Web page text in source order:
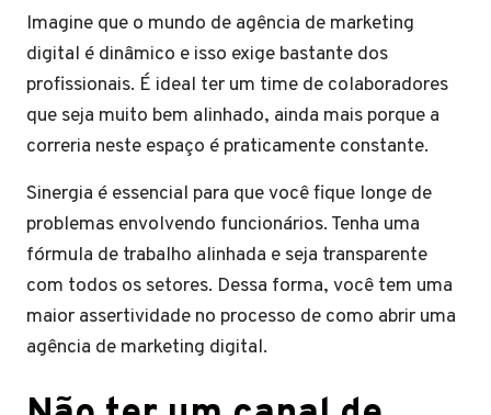
Imagine que o mundo de agência de marketing
digital é dinâmico e isso exige bastante dos
profissionais. É ideal ter um time de colaboradores
que seja muito bem alinhado, ainda mais porque a
correria neste espaço é praticamente constante.
Sinergia é essencial para que você fique longe de
problemas envolvendo funcionários. Tenha uma
fórmula de trabalho alinhada e seja transparente
com todos os setores. Dessa forma, você tem uma
maior assertividade no processo de como abrir uma
agência de marketing digital.